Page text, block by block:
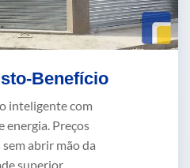
Benefício
inteligente com
energia. Preços
abrir mão da
superior.